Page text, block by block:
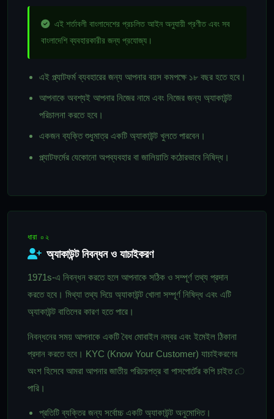
এই শর্তাবলী বাংলাদেশের প্রচলিত আইন অনুযায়ী প্রণীত এবং সব
বাংলাদেশি ব্যবহারকারীর জন্য প্রযোজ্য।
এই প্ল্যাটফর্ম ব্যবহারের জন্য আপনার বয়স কমপক্ষে ১৮ বছর হতে হবে।
আপনাকে অবশ্যই আপনার নিজের নামে এবং নিজের জন্য অ্যাকাউন্ট
পরিচালনা করতে হবে।
একজন ব্যক্তি শুধুমাত্র একটি অ্যাকাউন্ট খুলতে পারবেন।
প্ল্যাটফর্মের যেকোনো অপব্যবহার বা জালিয়াতি কঠোরভাবে নিষিদ্ধ।
ধারা ০২
অ্যাকাউন্ট নিবন্ধন ও যাচাইকরণ
1971s-এ নিবন্ধন করতে হলে আপনাকে সঠিক ও সম্পূর্ণ তথ্য প্রদান
করতে হবে। মিথ্যা তথ্য দিয়ে অ্যাকাউন্ট খোলা সম্পূর্ণ নিষিদ্ধ এবং এটি
অ্যাকাউন্ট বাতিলের কারণ হতে পারে।
নিবন্ধনের সময় আপনাকে একটি বৈধ মোবাইল নম্বর এবং ইমেইল ঠিকানা
প্রদান করতে হবে। KYC (Know Your Customer) যাচাইকরণের
অংশ হিসেবে আমরা আপনার জাতীয় পরিচয়পত্র বা পাসপোর্টের কপি চাইত ে
পারি।
প্রতিটি ব্যক্তির জন্য সর্বোচ্চ একটি অ্যাকাউন্ট অনুমোদিত।